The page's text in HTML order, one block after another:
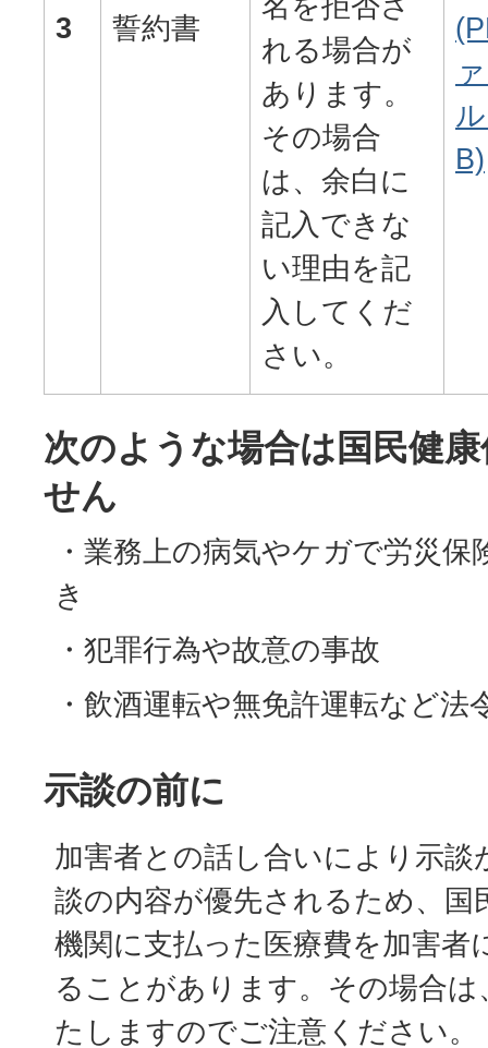
3 誓約書
れる場合が
あります。
その場合
は、余白に
記入できな
い理由を記
入してくだ
さい。
B)
次のような場合は国民健
せん
・業務上の病気やケガで労災
き
・犯罪行為や故意の事故
・飲酒運転や無免許運転など法
示談の前に
加害者との話し合いにより示談
談の内容が優先されるため、国
機関に支払った医療費を加害者
ることがあります。その場合
たしますのでご注意ください。